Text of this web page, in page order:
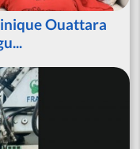
Ouattara